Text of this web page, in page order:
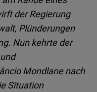
der Regierung
Plünderungen
Nun kehrte der
Mondlane nach
Situation